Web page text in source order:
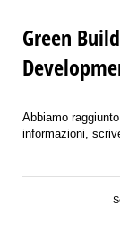
Green
Abbiamo
informazioni,